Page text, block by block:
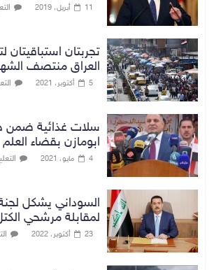
11 أبريل، 2019
تجربتان استباقيتان
العراق منتصف
5 أكتوبر، 2021
سلات غذائية ضمن
ابومازن بقضاء العلم
4 مايو، 2021
السوداني يشكل
لمقابلة مرشحي
23 أكتوبر، 2022